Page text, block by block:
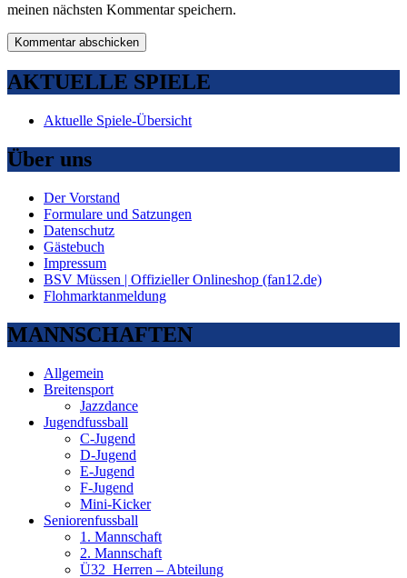
meinen nächsten Kommentar speichern.
AKTUELLE SPIELE
Aktuelle Spiele-Übersicht
Über uns
Der Vorstand
Formulare und Satzungen
Datenschutz
Gästebuch
Impressum
BSV Müssen | Offizieller Onlineshop (fan12.de)
Flohmarktanmeldung
MANNSCHAFTEN
Allgemein
Breitensport
Jazzdance
Jugendfussball
C-Jugend
D-Jugend
E-Jugend
F-Jugend
Mini-Kicker
Seniorenfussball
1. Mannschaft
2. Mannschaft
Ü32_Herren – Abteilung